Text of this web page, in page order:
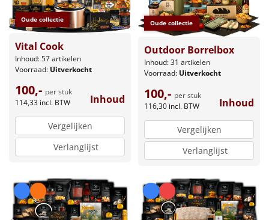
Oude collectie
Vital Cook
Inhoud: 57 artikelen
Voorraad: Uitverkocht
100,- per stuk
114,33 incl. BTW Inhoud
Vergelijken
Verlanglijst
Oude collectie
Outdoor Borrelbox
Inhoud: 31 artikelen
Voorraad: Uitverkocht
100,- per stuk
116,30 incl. BTW Inhoud
Vergelijken
Verlanglijst